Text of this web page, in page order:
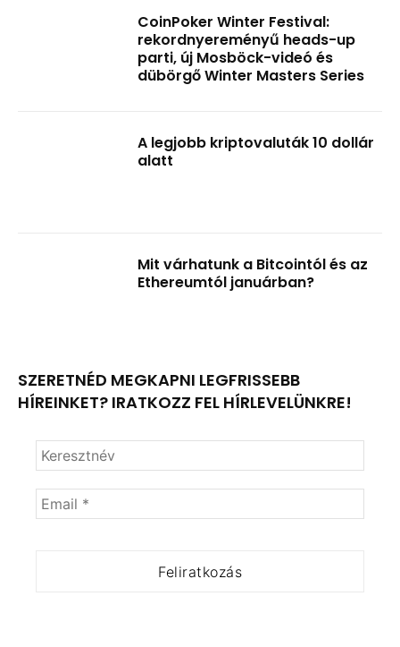
CoinPoker Winter Festival:
rekordnyereményű heads-up
parti, új Mosböck-videó és
dübörgő Winter Masters Series
A legjobb kriptovaluták 10 dollár
alatt
Mit várhatunk a Bitcointól és az
Ethereumtól januárban?
SZERETNÉD MEGKAPNI LEGFRISSEBB
HÍREINKET? IRATKOZZ FEL HÍRLEVELÜNKRE!